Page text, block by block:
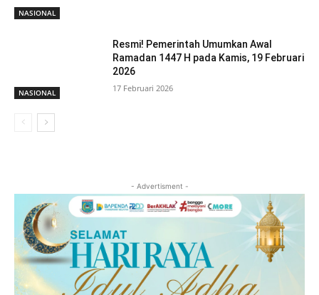
NASIONAL
NASIONAL
Resmi! Pemerintah Umumkan Awal
Ramadan 1447 H pada Kamis, 19 Februari
2026
17 Februari 2026
- Advertisment -